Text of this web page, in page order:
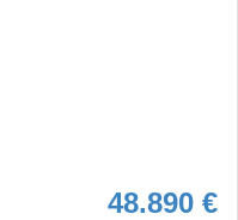
48.890 €